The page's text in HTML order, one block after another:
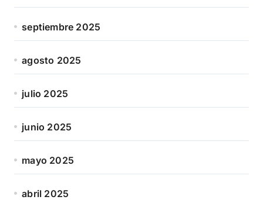
septiembre 2025
agosto 2025
julio 2025
junio 2025
mayo 2025
abril 2025